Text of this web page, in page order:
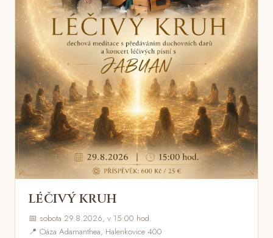
LÉČIVÝ KRUH
📅 sobota 29.8.2026, v 15:00 hod.
📍 Oáza Adamanthea, Halenkovice 400